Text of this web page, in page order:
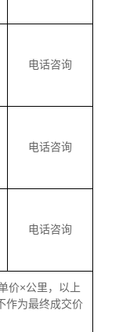
电话咨询
电话咨询
电话咨询
价×公里，以上
作为最终成交价